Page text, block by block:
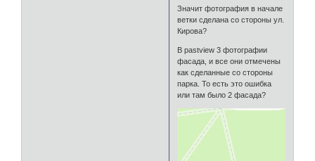
Значит фотография в начале
ветки сделана со стороны ул.
Кирова?
В pastview 3 фотографии
фасада, и все они отмечены
как сделанные со стороны
парка. То есть это ошибка
или там было 2 фасада?